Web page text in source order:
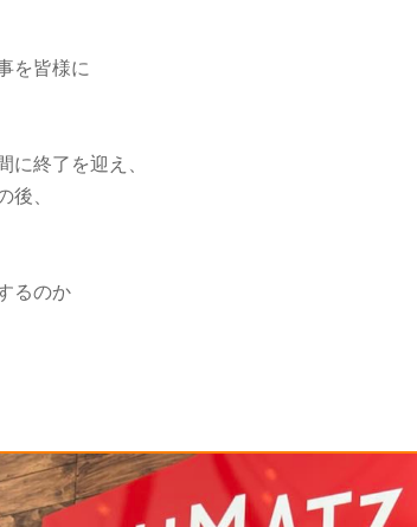
を皆様に
に終了を迎え、
後、
るのか